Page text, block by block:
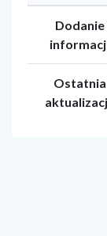
Dodanie
Ostatnia